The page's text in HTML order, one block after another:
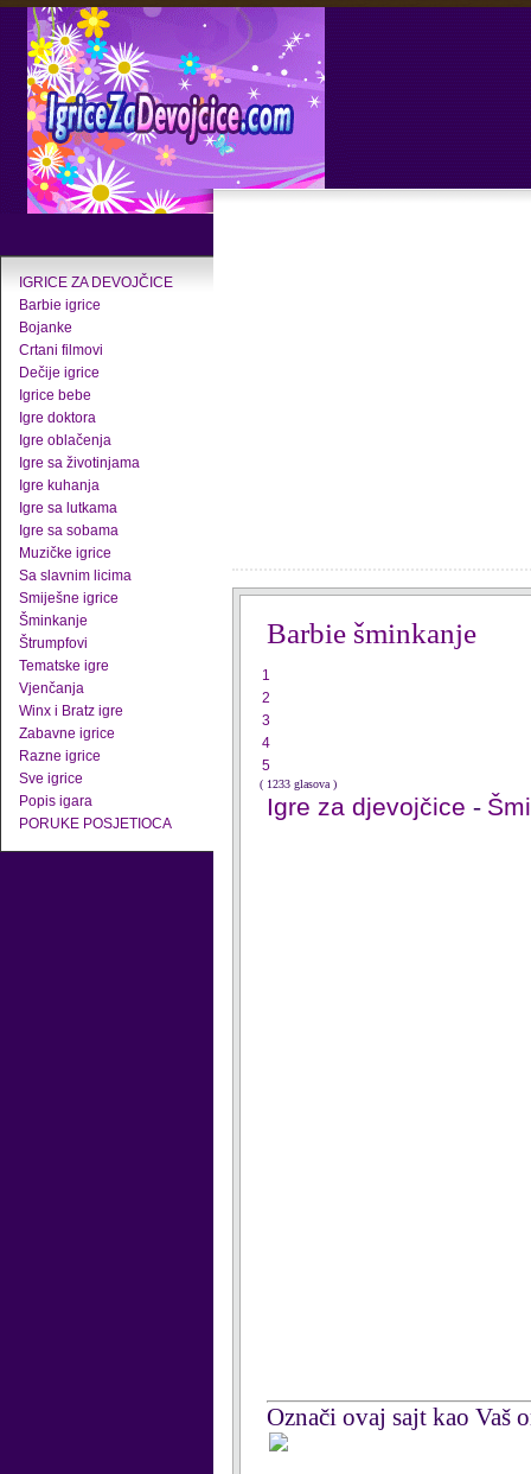
IGRICE ZA DEVOJČICE
Barbie igrice
Bojanke
Crtani filmovi
Dečije igrice
Igrice bebe
Igre doktora
Igre oblačenja
Igre sa životinjama
Igre kuhanja
Igre sa lutkama
Igre sa sobama
Muzičke igrice
Sa slavnim licima
Smiješne igrice
Šminkanje
Štrumpfovi
Tematske igre
Vjenčanja
Winx i Bratz igre
Zabavne igrice
Razne igrice
Sve igrice
Popis igara
PORUKE POSJETIOCA
Barbie šminkanje
1
2
3
4
5
( 1233 glasova )
Igre za djevojčice -
Označi ovaj sajt kao Vaš